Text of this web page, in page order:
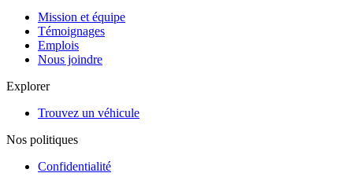
Mission et équipe
Témoignages
Emplois
Nous joindre
Explorer
Trouvez un véhicule
Nos politiques
Confidentialité